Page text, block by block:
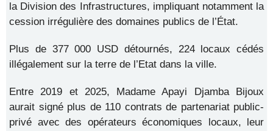
la Division des Infrastructures, impliquant notamment la
cession irrégulière des domaines publics de l’État.
Plus de 377 000 USD détournés, 224 locaux cédés
illégalement sur la terre de l’Etat dans la ville.
Entre 2019 et 2025, Madame Apayi Djamba Bijoux
aurait signé plus de 110 contrats de partenariat public-
privé avec des opérateurs économiques locaux, leur